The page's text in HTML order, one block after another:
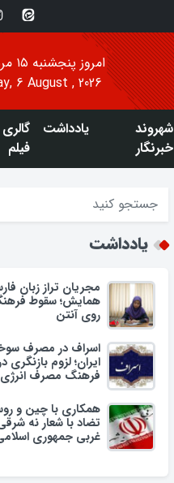
امروز پنجشنبه ۱۵ مرداد ۱۴۰۵
6 August , 2026
شهروند
خبرنگار
یادداشت
گالری
فیلم
یادداشت
مجریان تراز زبان
همایش؛ سقوط
روی آنتن
اسراف در مصرف
ایران؛ لزوم بازنگری
فرهنگ مصرف انرژی
همکاری با چین و
تضاد با شعار نه
غربی جمهوری